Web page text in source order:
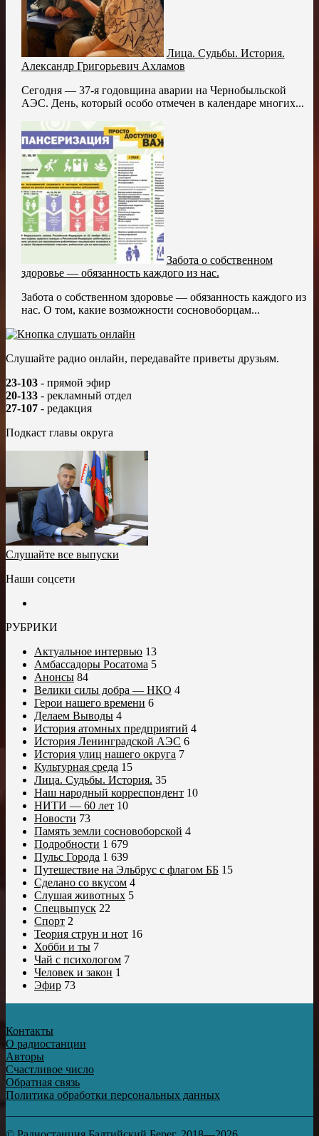
Лица. Судьбы. История.
Александр Григорьевич Ахламов
Сегодня — 37-я годовщина аварии на Чернобыльской
АЭС. День, который особо отмечен в календаре многих...
Забота о собственном
здоровье — обязанность каждого из нас.
Забота о собственном здоровье — обязанность каждого из
нас. О том, какие возможности сосновоборцам...
Слушайте радио онлайн, передавайте приветы друзьям.
23-103 - прямой эфир
20-133 - рекламный отдел
27-107 - редакция
Подкаст главы округа
Слушайте все выпуски
Наши соцсети
РУБРИКИ
Актуальное интервью 13
Амбассадоры Росатома 5
Анонсы 84
Велики силы добра — НКО 4
Герои нашего времени 6
Делаем Выводы 4
История атомных предприятий 4
История Ленинградской АЭС 6
История улиц нашего округа 7
Культурная среда 15
Лица. Судьбы. История. 35
Наш народный корреспондент 10
НИТИ — 60 лет 10
Новости 73
Память земли сосновоборской 4
Подробности 1 679
Пульс Города 1 639
Путешествие на Эльбрус с флагом ББ 15
Сделано со вкусом 4
Слушая животных 5
Спецвыпуск 22
Спорт 2
Теория струн и нот 16
Хобби и ты 7
Чай с психологом 7
Человек и закон 1
Эфир 73
Контакты
О радиостанции
Авторы
Счастливое число
Обратная связь
Политика обработки персональных данных